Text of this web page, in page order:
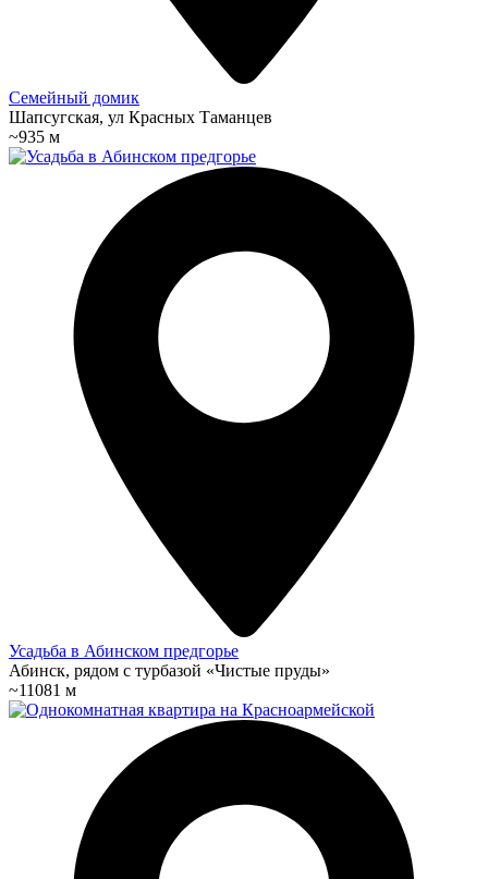
Семейный домик
Шапсугская, ул Красных Таманцев
~935 м
Усадьба в Абинском предгорье
Абинск, рядом с турбазой «Чистые пруды»
~11081 м